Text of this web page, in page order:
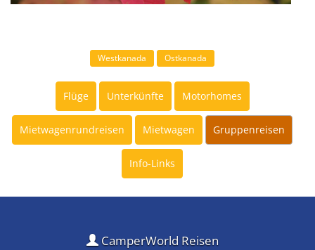
Westkanada Ostkanada
Flüge Unterkünfte Motorhomes
Mietwagenrundreisen Mietwagen Gruppenreisen
Info-Links
CamperWorld Reisen